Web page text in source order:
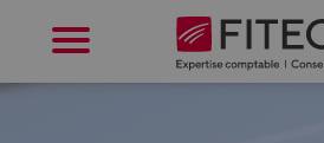
Cookies management panel